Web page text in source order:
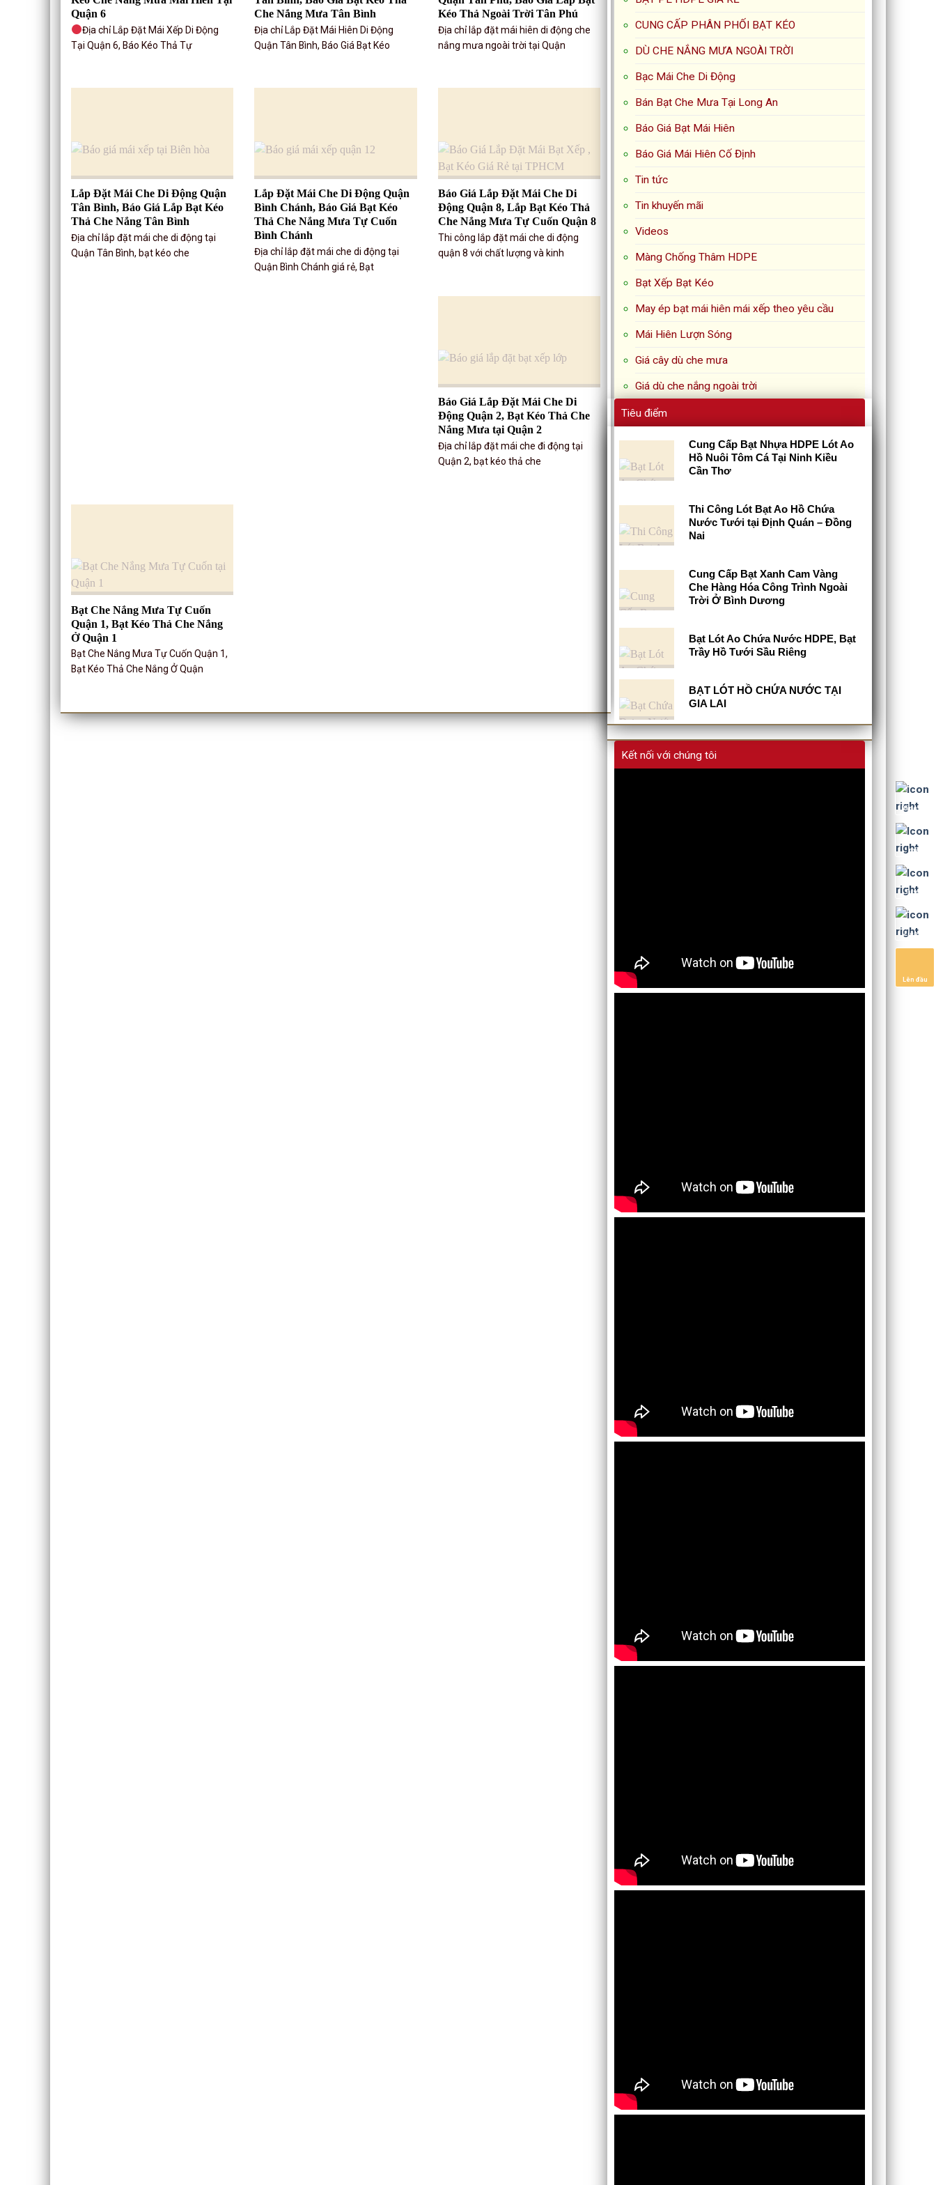
Quận 6
Địa chỉ Lắp Đặt Mái Xếp Di Động
Tại Quận 6, Báo Kéo Thả Tự
Che Nắng Mưa Tân Bình
Địa chỉ Lắp Đặt Mái Hiên Di Động
Quận Tân Bình, Báo Giá Bạt Kéo
Kéo Thả Ngoài Trời Tân Phú
Địa chỉ lắp đặt mái hiên di động che
nắng mưa ngoài trời tại Quận
Lắp Đặt Mái Che Di Động Quận
Tân Bình, Báo Giá Lắp Bạt Kéo
Thả Che Nắng Tân Bình
Địa chỉ lắp đặt mái che di động tại
Quận Tân Bình, bạt kéo che
Lắp Đặt Mái Che Di Động Quận
Bình Chánh, Báo Giá Bạt Kéo
Thả Che Nắng Mưa Tự Cuốn
Bình Chánh
Địa chỉ lắp đặt mái che di động tại
Quận Bình Chánh giá rẻ, Bạt
Báo Giá Lắp Đặt Mái Che Di
Động Quận 8, Lắp Bạt Kéo Thả
Che Nắng Mưa Tự Cuốn Quận 8
Thi công lắp đặt mái che di động
quận 8 với chất lượng và kinh
Báo Giá Lắp Đặt Mái Che Di
Động Quận 2, Bạt Kéo Thả Che
Nắng Mưa tại Quận 2
Địa chỉ lắp đặt mái che đi động tại
Quận 2, bạt kéo thả che
Bạt Che Nắng Mưa Tự Cuốn
Quận 1, Bạt Kéo Thả Che Nắng
Ở Quận 1
Bạt Che Nắng Mưa Tự Cuốn Quận 1,
Bạt Kéo Thả Che Nắng Ở Quận
CUNG CẤP PHÂN PHỐI BẠT KÉO
DÙ CHE NẮNG MƯA NGOÀI TRỜI
Bạc Mái Che Di Động
Bán Bạt Che Mưa Tại Long An
Báo Giá Bạt Mái Hiên
Báo Giá Mái Hiên Cố Định
Tin tức
Tin khuyến mãi
Videos
Màng Chống Thâm HDPE
Bạt Xếp Bạt Kéo
May ép bạt mái hiên mái xếp theo yêu cầu
Mái Hiên Lượn Sóng
Giá cây dù che mưa
Giá dù che nắng ngoài trời
Tiêu điểm
Cung Cấp Bạt Nhựa HDPE Lót Ao
Hồ Nuôi Tôm Cá Tại Ninh Kiều
Cần Thơ
Thi Công Lót Bạt Ao Hồ Chứa
Nước Tưới tại Định Quán – Đồng
Nai
Cung Cấp Bạt Xanh Cam Vàng
Che Hàng Hóa Công Trình Ngoài
Trời Ở Bình Dương
Bạt Lót Ao Chứa Nước HDPE, Bạt
Trầy Hồ Tưới Sầu Riêng
BẠT LÓT HỒ CHỨA NƯỚC TẠI
GIA LAI
Kết nối với chúng tôi
Bảng giá
mãi
Tư vấn
Liên hệ
Lên đầu